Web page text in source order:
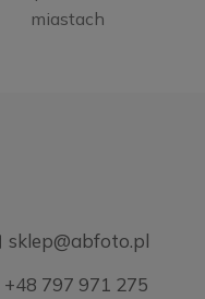
miastach
sklep@abfoto.pl
+48 797 971 275